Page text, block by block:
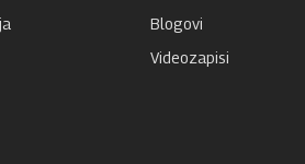
Blogovi
Videozapisi